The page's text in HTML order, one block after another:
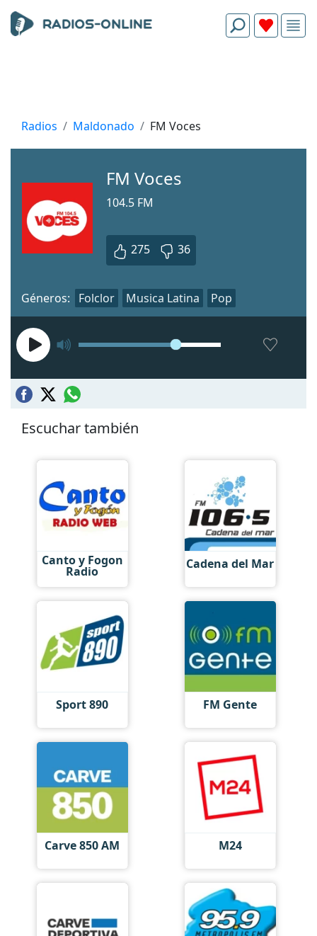
Radios Maldonado FM Voces
FM Voces
104.5 FM
275 36
Géneros: Folclor Musica Latina Pop
Escuchar también
Canto y Fogon
Radio Cadena del Mar
Sport 890 FM Gente
Carve 850 AM M24